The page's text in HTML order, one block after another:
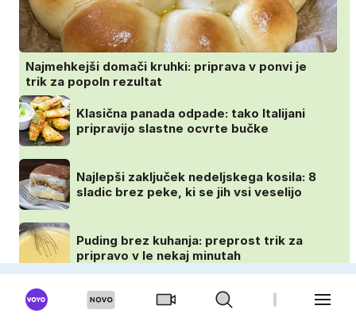
Najmehkejši domači kruhki: priprava v ponvi je
trik za popoln rezultat
Klasična panada odpade: tako Italijani
pripravijo slastne ocvrte bučke
Najlepši zaključek nedeljskega kosila: 8
sladic brez peke, ki se jih vsi veselijo
Puding brez kuhanja: preprost trik za
pripravo v le nekaj minutah
VOYO